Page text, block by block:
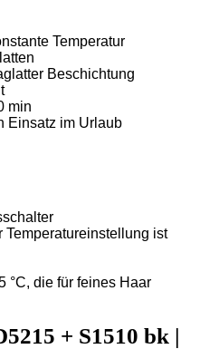
Temperatur
Beschichtung
min
Einsatz im Urlaub
ist
°C, die für feines Haar
+ S1510 bk |